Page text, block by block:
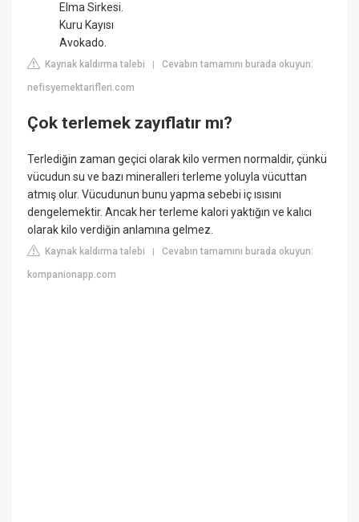
Elma Sirkesi.
Kuru Kayısı
Avokado.
Kaynak kaldırma talebi |Cevabın tamamını burada okuyun:
nefisyemektarifleri.com
Çok terlemek zayıflatır mı?
Terlediğin zaman geçici olarak kilo vermen normaldir, çünkü
vücudun su ve bazı mineralleri terleme yoluyla vücuttan
atmış olur. Vücudunun bunu yapma sebebi iç ısısını
dengelemektir. Ancak her terleme kalori yaktığın ve kalıcı
olarak kilo verdiğin anlamına gelmez.
Kaynak kaldırma talebi |Cevabın tamamını burada okuyun:
kompanionapp.com